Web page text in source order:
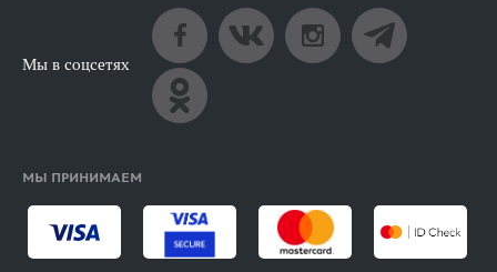
Мы в соцсетях
МЫ ПРИНИМАЕМ